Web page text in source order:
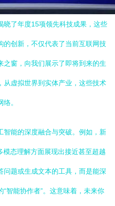
晓了年度15项领先科技成果，这些
的创新，不仅代表了当前互联网技
之窗，向我们展示了即将到来的生
从虚拟世界到实体产业，这些技术
。
智能的深度融合与突破。例如，新
态理解方面展现出接近甚至超越
问题或生成文本的工具，而是能深
智能协作者”。这意味着，未来你